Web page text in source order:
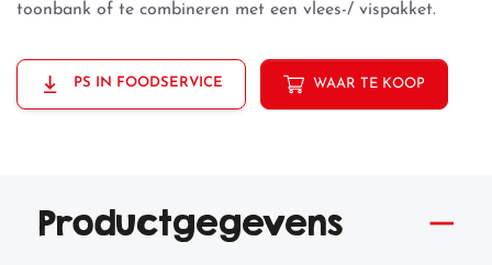
toonbank of te combineren met een vlees-/ vispakket.
PS IN FOODSERVICE WAAR TE KOOP
Productgegevens